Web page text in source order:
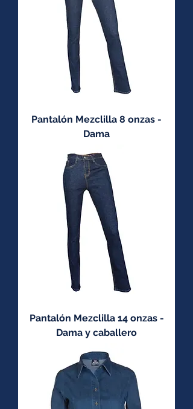
Pantalón Mezclilla 8 onzas -
Dama
Pantalón Mezclilla 14 onzas -
Dama y caballero